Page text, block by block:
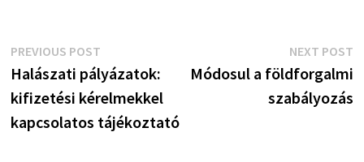
Bejegyzés
navigáció
PREVIOUS POSTPrevious
post:
Halászati pályázatok:
kifizetési kérelmekkel
kapcsolatos tájékoztató
NEXT POST
Módosul a földforgalmi
szabályozás